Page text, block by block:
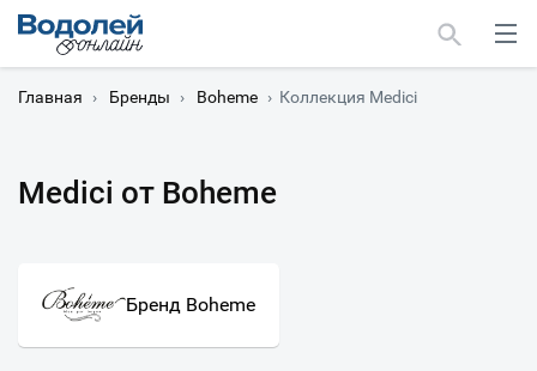
Главная › Бренды › Boheme › Коллекция Medici
Medici от Boheme
Бренд Boheme